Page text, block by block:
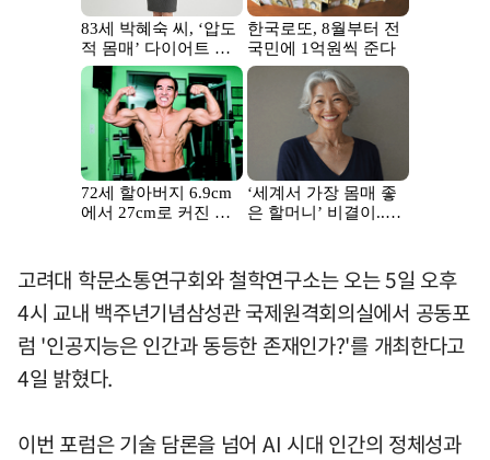
고려대 학문소통연구회와 철학연구소는 오는 5일 오후
4시 교내 백주년기념삼성관 국제원격회의실에서 공동포
럼 '인공지능은 인간과 동등한 존재인가?'를 개최한다고
4일 밝혔다.
이번 포럼은 기술 담론을 넘어 AI 시대 인간의 정체성과